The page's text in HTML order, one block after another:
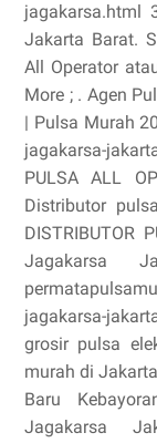
jagakarsa.html
Jakarta Barat.
All Operator
More ; . Agen
| Pulsa Murah
jagakarsa-
PULSA ALL
Distributor
DISTRIBUTOR
Jagakarsa
jagakarsa-
grosir pulsa
murah di
Baru
Jagakarsa